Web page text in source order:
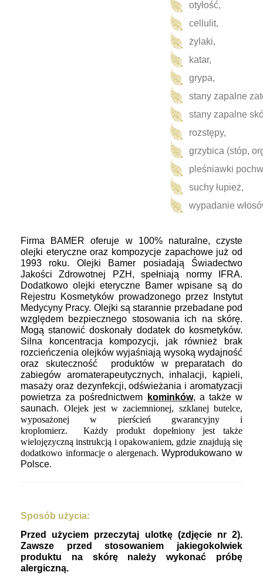
otyłość,
cellulit,
żylaki,
katar,
grypa,
stany zapalne
stany zapalne
rozstępy,
grzybica (stóp,
pleśniawki
suchy łupież,
wypadanie
Firma BAMER oferuje w 100% naturalne, czyste
olejki eteryczne oraz kompozycje zapachowe już od
1993 roku. Olejki Bamer posiadają Świadectwo
Jakości Zdrowotnej PZH, spełniają normy IFRA.
Dodatkowo olejki eteryczne Bamer wpisane są do
Rejestru Kosmetyków prowadzonego przez Instytut
Medycyny Pracy. Olejki są starannie przebadane pod
względem bezpiecznego stosowania ich na skórę.
Mogą stanowić doskonały dodatek do kosmetyków.
Silna koncentracja kompozycji, jak również brak
rozcieńczenia olejków wyjaśniają wysoką wydajność
oraz skuteczność produktów w preparatach do
zabiegów aromaterapeutycznych, inhalacji, kąpieli,
masaży oraz dezynfekcji, odświeżania i aromatyzacji
powietrza za pośrednictwem
kominków, a także w
saunach. Olejek jest w zaciemnionej, szklanej butelce,
wyposażonej w pierścień gwarancyjny i
kroplomierz. Każdy produkt dopełniony jest także
wielojęzyczną instrukcją i opakowaniem, gdzie znajdują się
dodatkowo informacje o alergenach. Wyprodukowano w
Polsce.
Sposób użycia:
Przed użyciem przeczytaj ulotkę (zdjęcie nr 2).
Zawsze przed stosowaniem jakiegokolwiek
produktu na skórę należy wykonać próbę
alergiczną.